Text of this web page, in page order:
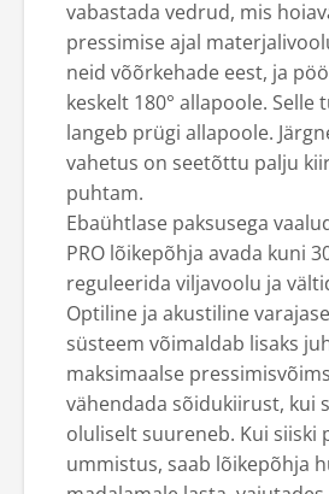
vabastada vedrud, mis
pressimise ajal
neid võõrkehade eest, ja
keskelt 180° allapoole. Selle
langeb prügi allapoole.
vahetus on seetõttu palju
puhtam.
Ebaühtlase paksusega
PRO lõikepõhja avada kuni
reguleerida viljavoolu ja
Optiline ja akustiline
süsteem võimaldab lisaks
maksimaalse
vähendada sõidukiirust, kui
oluliselt suureneb. Kui siiski
ummistus, saab lõikepõhja